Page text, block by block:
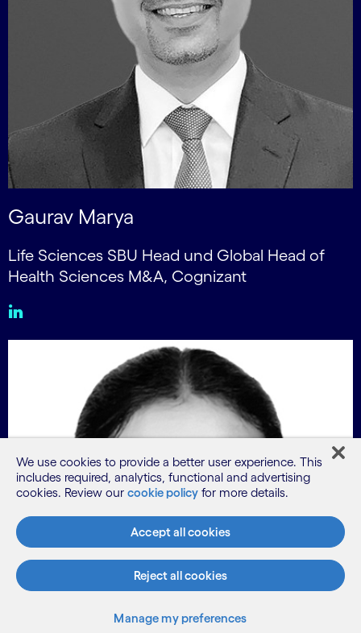
Gaurav Marya
Life Sciences SBU Head und Global Head of
Health Sciences M&A, Cognizant
We use cookies to provide a better user experience. This
includes required, analytics, functional and advertising
cookies. Review our cookie policy for more details.
Accept all cookies
Reject all cookies
Manage my preferences